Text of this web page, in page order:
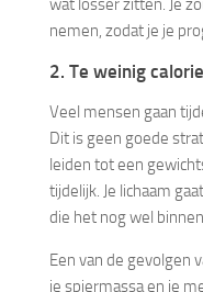
wat losser zitten. Je
nemen, zodat je je
2. Te weinig
Veel mensen gaan
Dit is geen goede
leiden tot een
tijdelijk. Je lichaam
die het nog wel
Een van de gevolgen
je spiermassa en je